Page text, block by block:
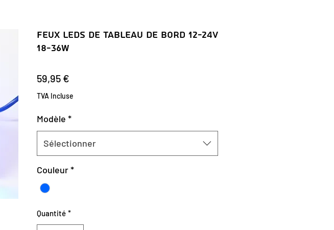
Feux LEDs De Tableau De Bord 12-24V
18-36W
59,95 €
TVA Incluse
Modèle *
Sélectionner
Couleur*
Quantité *